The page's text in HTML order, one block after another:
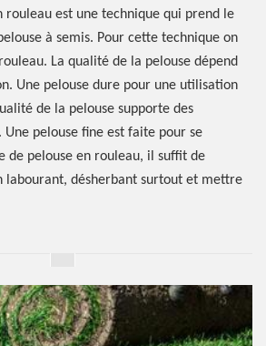
rouleau est une technique qui prend le
à semis. Pour cette technique on
La qualité de la pelouse dépend
Une pelouse dure pour une utilisation
de la pelouse supporte des
pelouse fine est faite pour se
de pelouse en rouleau, il suffit de
labourant, désherbant surtout et mettre